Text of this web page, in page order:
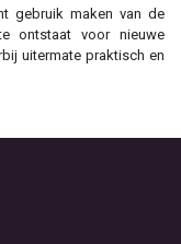
gebruik maken van de
ontstaat voor nieuwe
uitermate praktisch en